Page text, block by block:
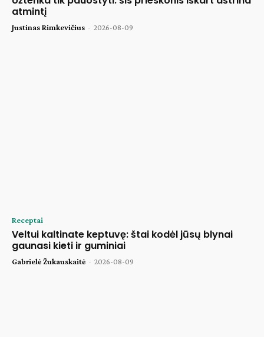
atmintį
Justinas Rimkevičius - 2026-08-09
Receptai
Veltui kaltinate keptuvę: štai kodėl jūsų blynai
gaunasi kieti ir guminiai
Gabrielė Žukauskaitė - 2026-08-09